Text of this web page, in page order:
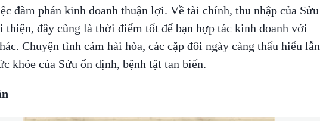
đàm phán kinh doanh thuận lợi. Về tài chính, thu nhập của Sửu
thiện, đây cũng là thời điểm tốt để bạn hợp tác kinh doanh với
Chuyện tình cảm hài hòa, các cặp đôi ngày càng thấu hiểu lẫn
khỏe của Sửu ổn định, bệnh tật tan biến.